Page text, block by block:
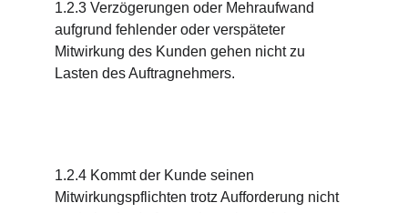
1.2.3 Verzögerungen oder Mehraufwand
aufgrund fehlender oder verspäteter
Mitwirkung des Kunden gehen nicht zu
Lasten des Auftragnehmers.
1.2.4 Kommt der Kunde seinen
Mitwirkungspflichten trotz Aufforderung nicht